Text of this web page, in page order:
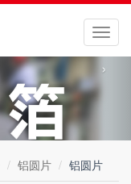
切
换
导›
铝圆片 铝圆片